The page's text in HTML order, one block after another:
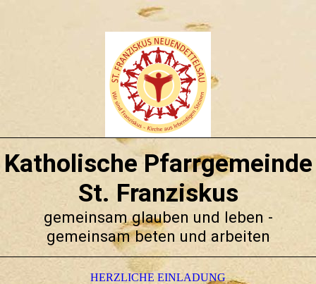
Katholische Pfarrgemeinde
St. Franziskus
gemeinsam glauben und leben -
gemeinsam beten und arbeiten
HERZLICHE EINLADUNG